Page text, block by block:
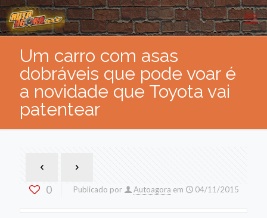
Um carro com asas
dobráveis que pode voar é
a novidade que Toyota vai
patentear
0 Publicado por Autoagora em 04/11/2015